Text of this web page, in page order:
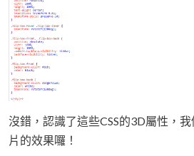
沒錯，認識了這些CSS的3D屬性，
片的效果囉！